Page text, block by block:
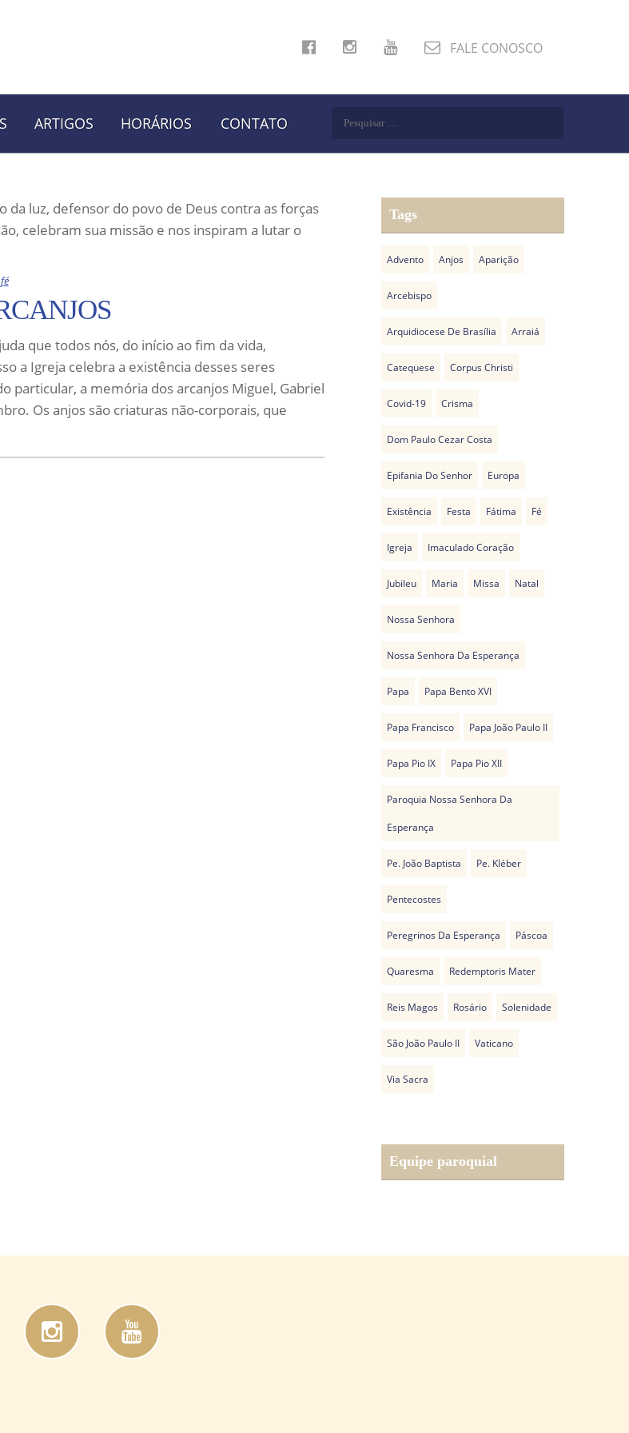
FALE CONOSCO
ARTIGOS HORÁRIOS CONTATO
Pesquisar
luz, defensor do povo de Deus contra as forças
celebram sua missão e nos inspiram a lutar o
que todos nós, do início ao fim da vida,
a Igreja celebra a existência desses seres
particular, a memória dos arcanjos Miguel, Gabriel
Os anjos são criaturas não-corporais, que
Tags
Advento Anjos Aparição
Arcebispo
Arquidiocese De Brasília Arraiá
Catequese Corpus Christi
Covid-19 Crisma
Dom Paulo Cezar Costa
Epifania Do Senhor Europa
Existência Festa Fátima Fé
Igreja Imaculado Coração
Jubileu Maria Missa Natal
Nossa Senhora
Nossa Senhora Da Esperança
Papa Papa Bento XVI
Papa Francisco Papa João Paulo II
Papa Pio IX Papa Pio XII
Paroquia Nossa Senhora Da
Esperança
Pe. João Baptista Pe. Kléber
Pentecostes
Peregrinos Da Esperança Páscoa
Quaresma Redemptoris Mater
Reis Magos Rosário Solenidade
São João Paulo II Vaticano
Via Sacra
Equipe paroquial